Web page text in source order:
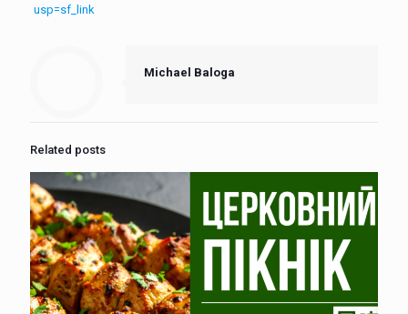
usp=sf_link
Michael Baloga
Related posts